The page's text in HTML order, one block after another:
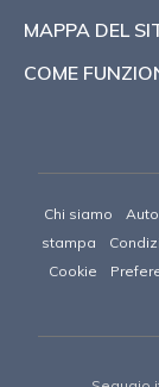
MAPPA DEL
COME
Chi siamo
stampa
Cookie